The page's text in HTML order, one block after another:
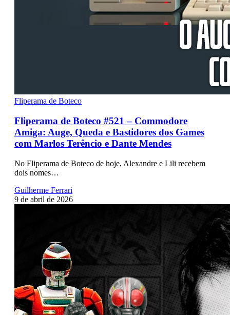
Fliperama de Boteco
Fliperama de Boteco #521 – Commodore
Amiga: Auge, Queda e Bastidores dos Games
com Marlos Terêncio e Dante Mendes
No Fliperama de Boteco de hoje, Alexandre e Lili recebem
dois nomes…
Guilherme Ferrari
9 de abril de 2026